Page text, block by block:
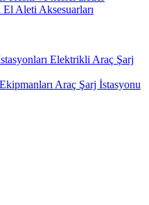
El Aleti Aksesuarları
Elektrikli Araç Şarj
Araç Şarj İstasyonu